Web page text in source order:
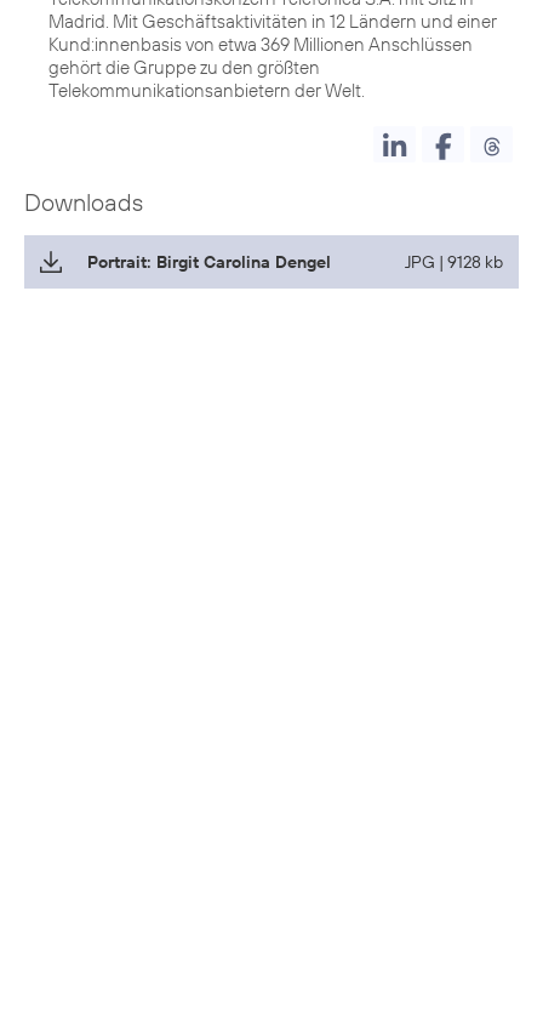
Madrid. Mit Geschäftsaktivitäten in 12 Ländern und einer
Kund:innenbasis von etwa 369 Millionen Anschlüssen
gehört die Gruppe zu den größten
Telekommunikationsanbietern der Welt.
Downloads
Portrait: Birgit Carolina Dengel JPG | 9128 kb